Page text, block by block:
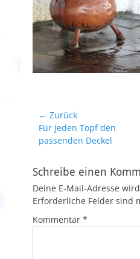
Beitrags-
Navigation
← Zurück
Vorheriger
Beitrag:
Für jeden Topf den
passenden Deckel
Schreibe einen
Deine E-Mail-Adresse
Erforderliche Felder sind
Kommentar *